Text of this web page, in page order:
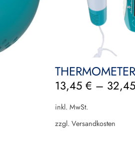
THERMOMETER
13,45 € – 32,45
inkl. MwSt.
zzgl. Versandkosten